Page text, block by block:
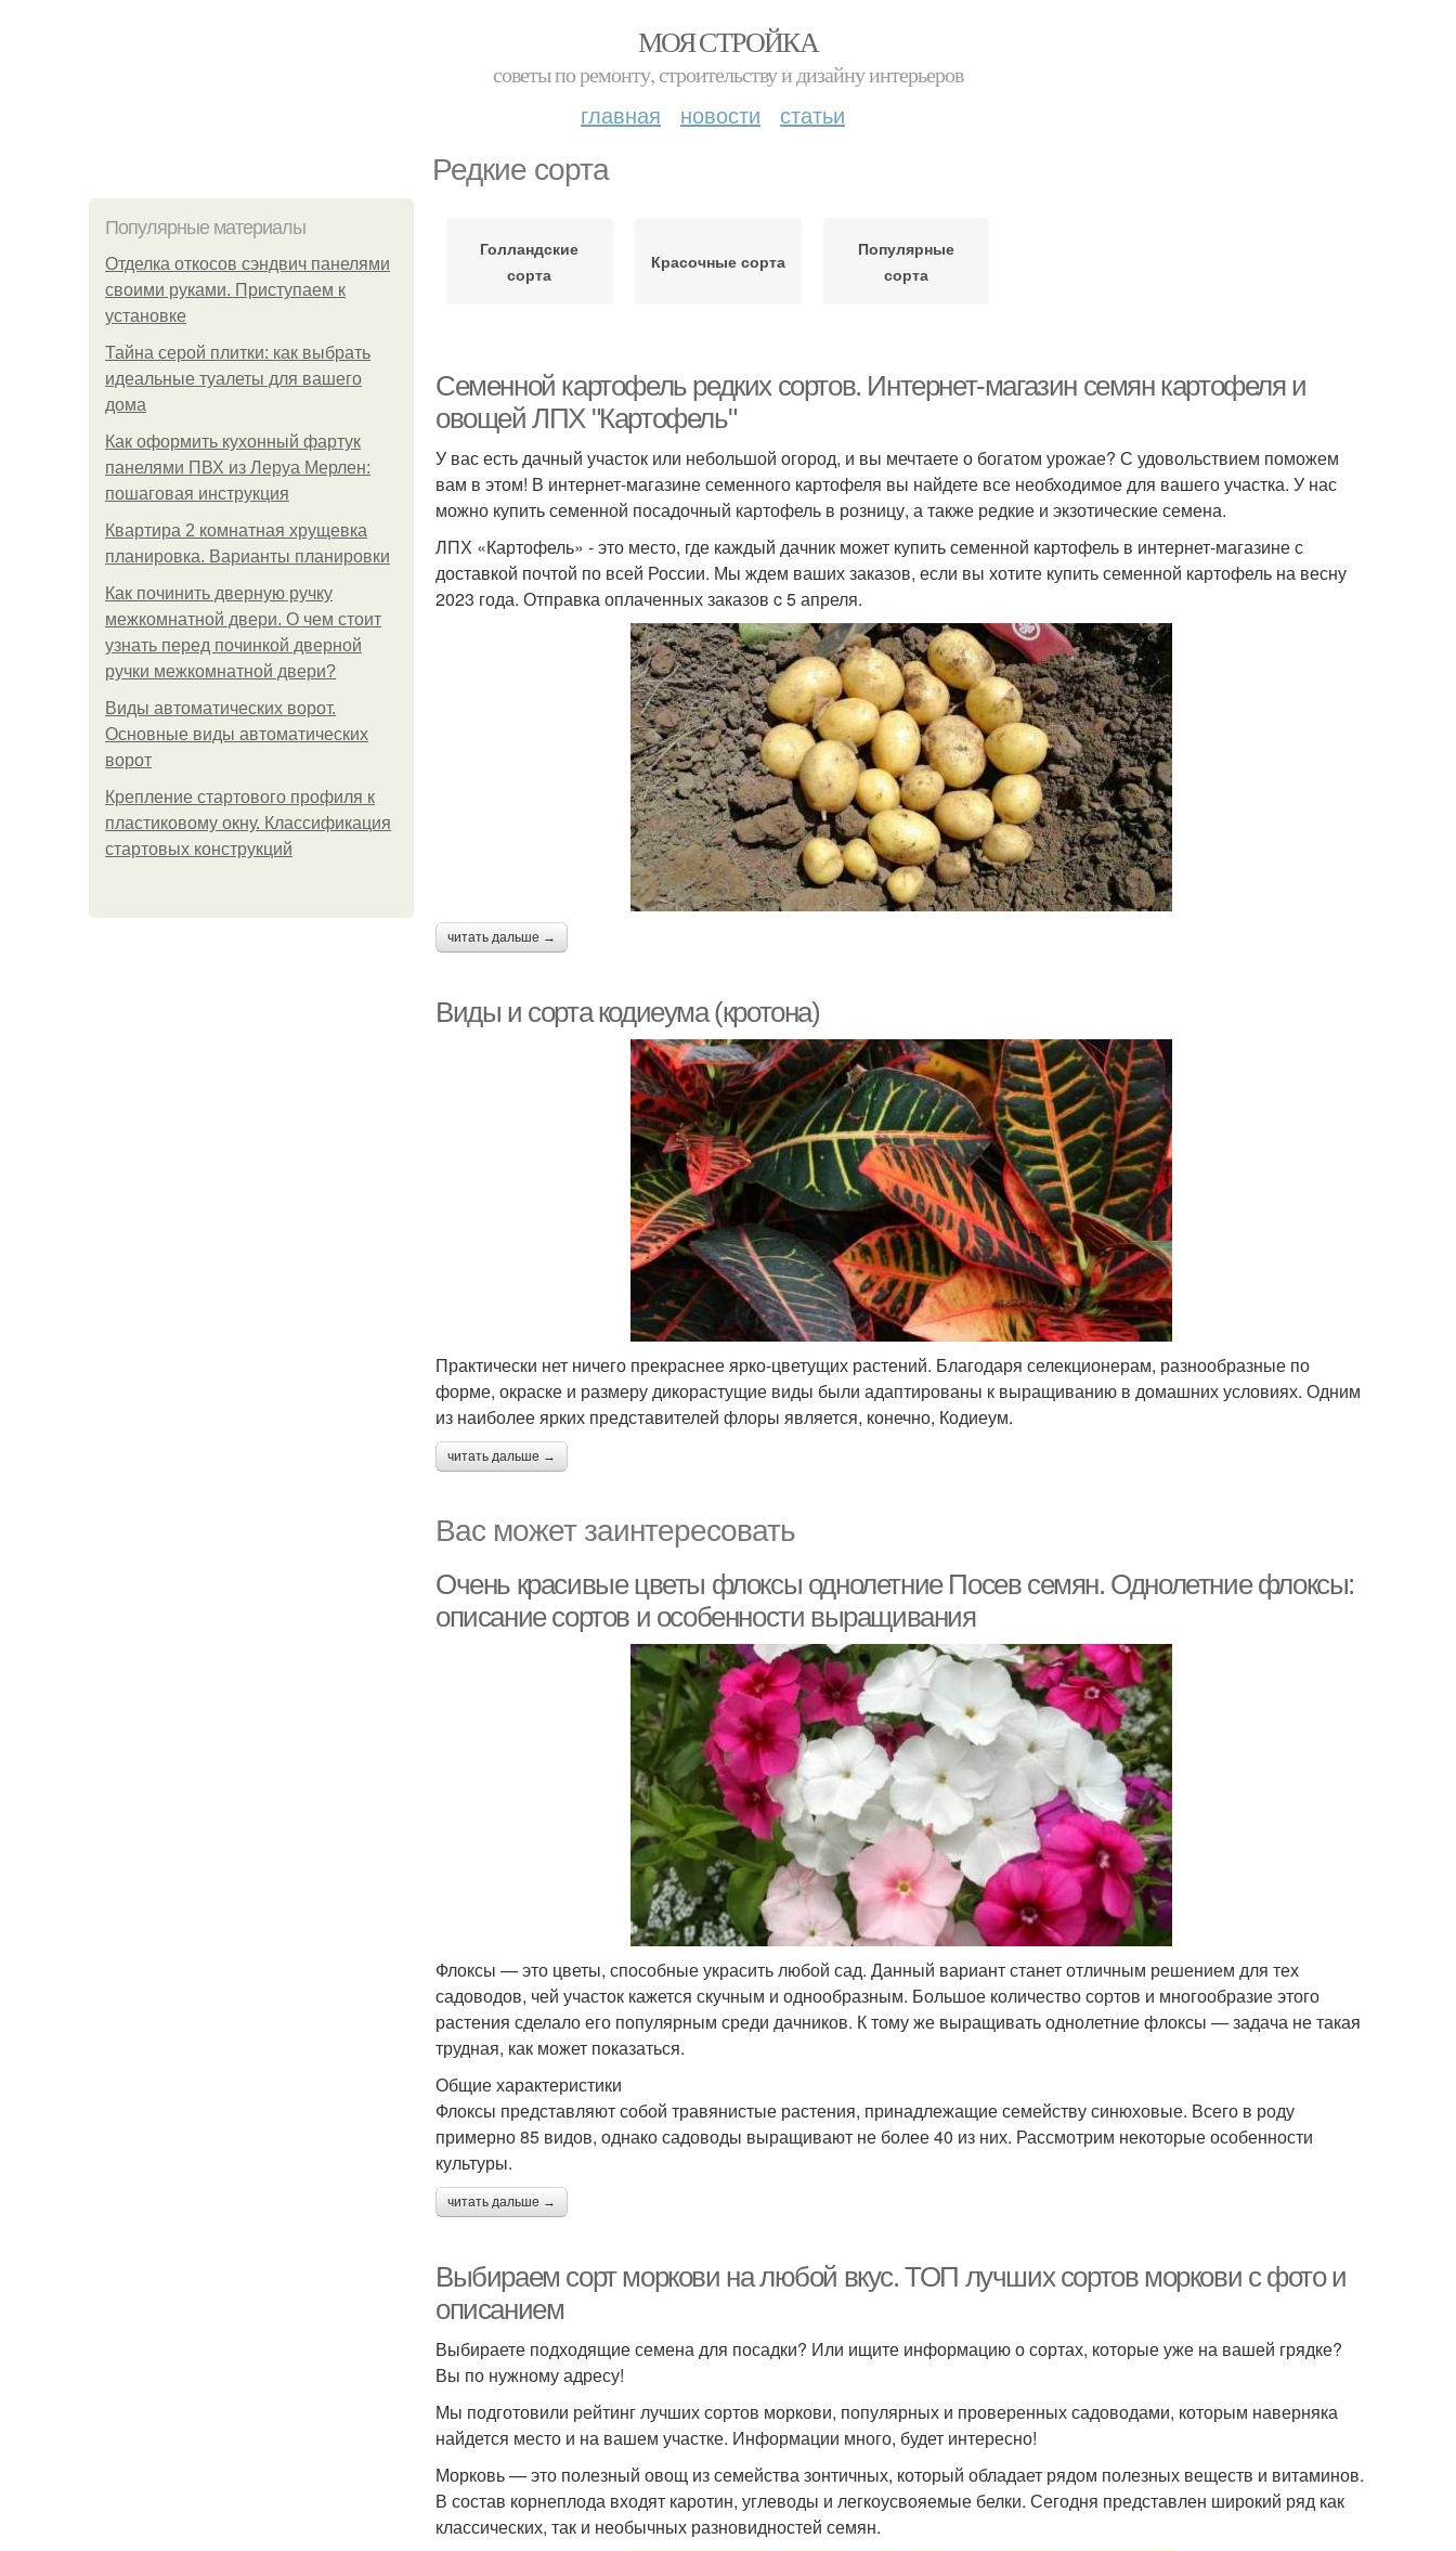
МОЯ СТРОЙКА
советы по ремонту, строительству и дизайну интерьеров
главная новости статьи
Редкие сорта
Популярные материалы
Отделка откосов сэндвич панелями
своими руками. Приступаем к
установке
Тайна серой плитки: как выбрать
идеальные туалеты для вашего
дома
Как оформить кухонный фартук
панелями ПВХ из Леруа Мерлен:
пошаговая инструкция
Квартира 2 комнатная хрущевка
планировка. Варианты планировки
Как починить дверную ручку
межкомнатной двери. О чем стоит
узнать перед починкой дверной
ручки межкомнатной двери?
Виды автоматических ворот.
Основные виды автоматических
ворот
Крепление стартового профиля к
пластиковому окну. Классификация
стартовых конструкций
Голландские
сорта
Красочные сорта
Популярные
сорта
Семенной картофель редких сортов. Интернет-магазин семян картофеля и
овощей ЛПХ "Картофель"
У вас есть дачный участок или небольшой огород, и вы мечтаете о богатом урожае? С удовольствием поможем
вам в этом! В интернет-магазине семенного картофеля вы найдете все необходимое для вашего участка. У нас
можно купить семенной посадочный картофель в розницу, а также редкие и экзотические семена.
ЛПХ «Картофель» - это место, где каждый дачник может купить семенной картофель в интернет-магазине с
доставкой почтой по всей России. Мы ждем ваших заказов, если вы хотите купить семенной картофель на весну
2023 года. Отправка оплаченных заказов c 5 апреля.
читать дальше →
Виды и сорта кодиеума (кротона)
Практически нет ничего прекраснее ярко-цветущих растений. Благодаря селекционерам, разнообразные по
форме, окраске и размеру дикорастущие виды были адаптированы к выращиванию в домашних условиях. Одним
из наиболее ярких представителей флоры является, конечно, Кодиеум.
читать дальше →
Вас может заинтересовать
Очень красивые цветы флоксы однолетние Посев семян. Однолетние флоксы:
описание сортов и особенности выращивания
Флоксы — это цветы, способные украсить любой сад. Данный вариант станет отличным решением для тех
садоводов, чей участок кажется скучным и однообразным. Большое количество сортов и многообразие этого
растения сделало его популярным среди дачников. К тому же выращивать однолетние флоксы — задача не такая
трудная, как может показаться.
Общие характеристики
Флоксы представляют собой травянистые растения, принадлежащие семейству синюховые. Всего в роду
примерно 85 видов, однако садоводы выращивают не более 40 из них. Рассмотрим некоторые особенности
культуры.
читать дальше →
Выбираем сорт моркови на любой вкус. ТОП лучших сортов моркови с фото и
описанием
Выбираете подходящие семена для посадки? Или ищите информацию о сортах, которые уже на вашей грядке?
Вы по нужному адресу!
Мы подготовили рейтинг лучших сортов моркови, популярных и проверенных садоводами, которым наверняка
найдется место и на вашем участке. Информации много, будет интересно!
Морковь — это полезный овощ из семейства зонтичных, который обладает рядом полезных веществ и витаминов.
В состав корнеплода входят каротин, углеводы и легкоусвояемые белки. Сегодня представлен широкий ряд как
классических, так и необычных разновидностей семян.